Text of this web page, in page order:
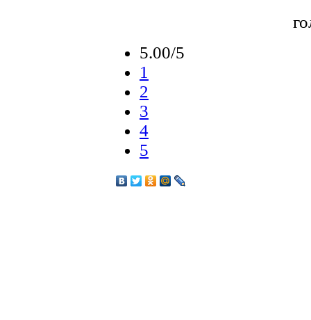
5.00/5
1
2
3
4
5